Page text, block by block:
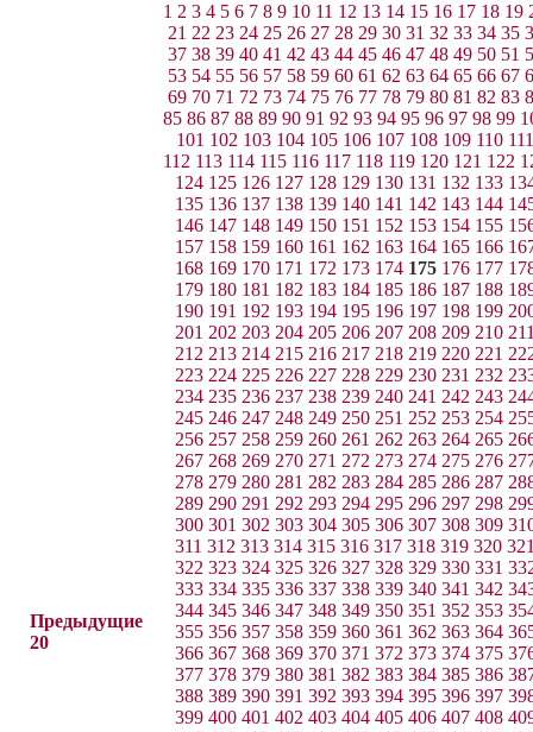
Предыдущие
20
1 2 3 4 5 6 7 8 9 10 11 12 13 14 15 16 17 18 19
21 22 23 24 25 26 27 28 29 30 31 32 33 34 35
37 38 39 40 41 42 43 44 45 46 47 48 49 50 51
53 54 55 56 57 58 59 60 61 62 63 64 65 66 67
69 70 71 72 73 74 75 76 77 78 79 80 81 82 83
85 86 87 88 89 90 91 92 93 94 95 96 97 98 99
101 102 103 104 105 106 107 108 109 110 111
112 113 114 115 116 117 118 119 120 121 122
124 125 126 127 128 129 130 131 132 133
135 136 137 138 139 140 141 142 143 144
146 147 148 149 150 151 152 153 154 155
157 158 159 160 161 162 163 164 165 166
168 169 170 171 172 173 174 175 176 177
179 180 181 182 183 184 185 186 187 188
190 191 192 193 194 195 196 197 198 199
201 202 203 204 205 206 207 208 209 210
212 213 214 215 216 217 218 219 220 221
223 224 225 226 227 228 229 230 231 232
234 235 236 237 238 239 240 241 242 243
245 246 247 248 249 250 251 252 253 254
256 257 258 259 260 261 262 263 264 265
267 268 269 270 271 272 273 274 275 276
278 279 280 281 282 283 284 285 286 287
289 290 291 292 293 294 295 296 297 298
300 301 302 303 304 305 306 307 308 309
311 312 313 314 315 316 317 318 319 320
322 323 324 325 326 327 328 329 330 331
333 334 335 336 337 338 339 340 341 342
344 345 346 347 348 349 350 351 352 353
355 356 357 358 359 360 361 362 363 364
366 367 368 369 370 371 372 373 374 375
377 378 379 380 381 382 383 384 385 386
388 389 390 391 392 393 394 395 396 397
399 400 401 402 403 404 405 406 407 408